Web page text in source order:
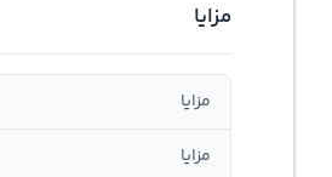
مزایا
مزایا
مزایا